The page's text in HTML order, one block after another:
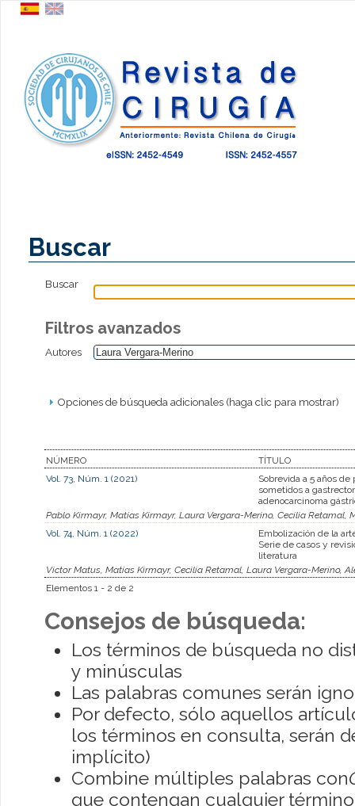
Buscar
Buscar
Filtros avanzados
Autores
Opciones de búsqueda adicionales (haga clic para mostrar)
NÚMERO
TÍTULO
Vol. 73, Núm. 1 (2021)
Sobrevida a 5 años de
sometidos a
adenocarcinoma
Pablo Kirmayr, Matías Kirmayr, Laura Vergara-Merino, Cecilia Retamal,
Vol. 74, Núm. 1 (2022)
Embolización de la
Serie de casos y
literatura
Victor Matus, Matías Kirmayr, Cecilia Retamal, Laura Vergara-Merino,
Elementos 1 - 2 de 2
Consejos de búsqueda:
Los términos de búsqueda no
y minúsculas
Las palabras comunes serán
Por defecto, sólo aquellos
los términos en consulta, serán
implícito)
Combine múltiples palabras con
que contengan cualquier